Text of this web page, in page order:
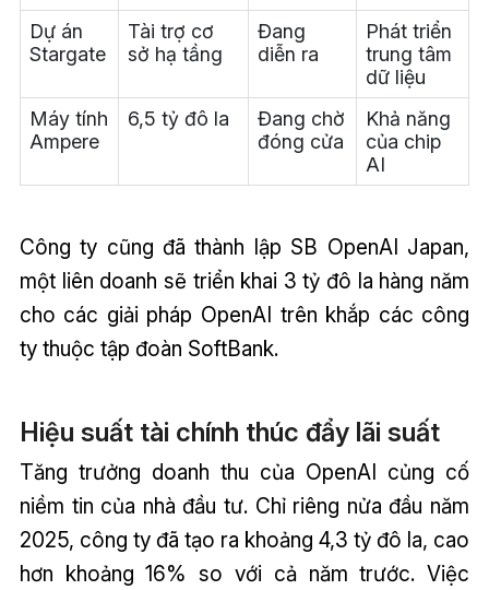
Dự án
Stargate
Tài trợ cơ
sở hạ tầng
Đang
diễn ra
Phát triển
trung tâm
dữ liệu
Máy tính
Ampere
6,5 tỷ đô la
Đang chờ
đóng cửa
Khả năng
của chip
AI
Công ty cũng đã thành lập SB OpenAI Japan,
một liên doanh sẽ triển khai 3 tỷ đô la hàng năm
cho các giải pháp OpenAI trên khắp các công
ty thuộc tập đoàn SoftBank.
Hiệu suất tài chính thúc đẩy lãi suất
Tăng trưởng doanh thu của OpenAI củng cố
niềm tin của nhà đầu tư. Chỉ riêng nửa đầu năm
2025, công ty đã tạo ra khoảng 4,3 tỷ đô la, cao
hơn khoảng 16% so với cả năm trước. Việc